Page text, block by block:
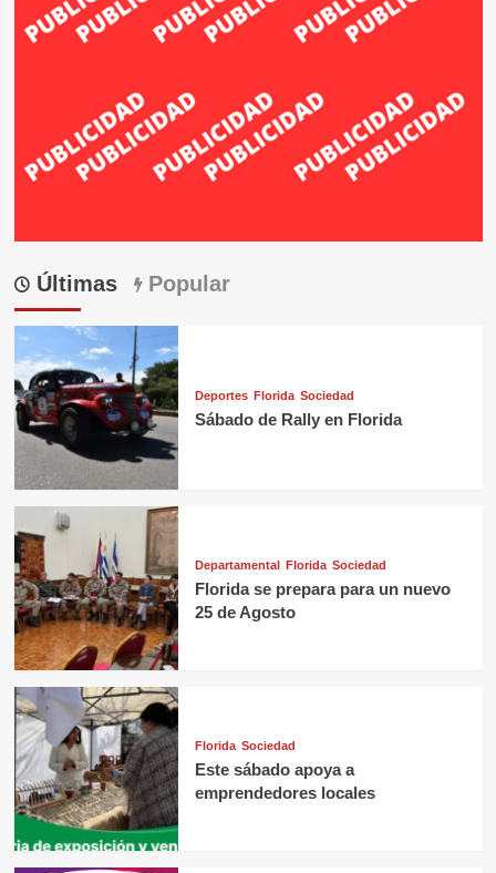
Últimas Popular
Deportes Florida Sociedad
Sábado de Rally en Florida
Departamental Florida Sociedad
Florida se prepara para un nuevo
25 de Agosto
Florida Sociedad
Este sábado apoya a
emprendedores locales